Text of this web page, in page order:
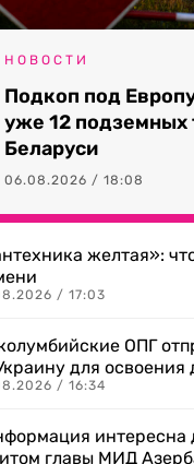
НОВОСТИ
Подкоп под
уже 12 подземных
Беларуси
06.08.2026 / 18:08
желтая»:
/ 17:03
ОПГ
для освоения
/ 16:34
интересна
главы МИД